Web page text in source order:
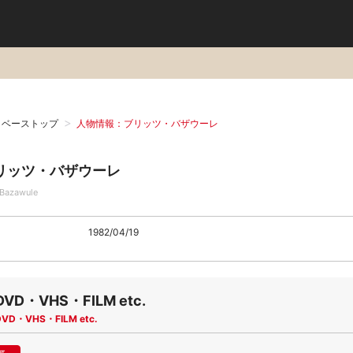
ーストップ 人物情報：ブリッツ・バザウーレ
ッツ・バザウーレ
1982/04/19
・VHS・FILM etc.
・VHS・FILM etc.